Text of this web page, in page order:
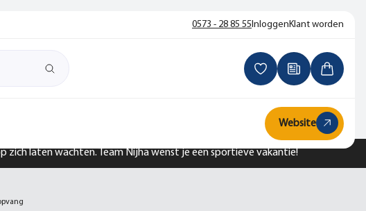
zich laten wachten. Team Nijha wenst je een sportieve vakantie!
0573 - 28 85 55InloggenKlant worden
Website